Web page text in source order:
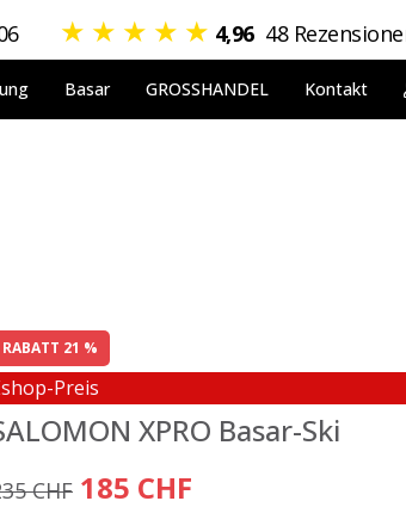
★ ★ ★ ★ ★ 4,96 48
Basar GROSSHANDEL Kontakt
RABATT 21 %
Preis
XPRO Basar-Ski
CHF 185 CHF